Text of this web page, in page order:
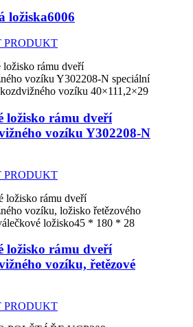
ložiska6006
PRODUKT
ložisko rámu dveří
vozíku Y302208-N
PRODUKT
ložisko rámu dveří
vozíku, řetězové
PRODUKT